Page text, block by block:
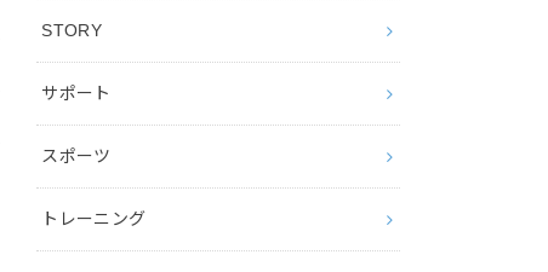
STORY
サポート
スポーツ
トレーニング